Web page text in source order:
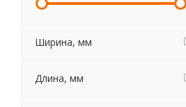
Ширина, мм
Длина, мм